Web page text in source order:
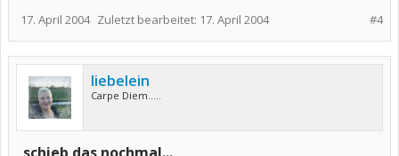
#4
17. April 2004 Zuletzt bearbeitet: 17. April 2004
liebelein
Carpe Diem.....